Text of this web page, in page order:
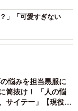
」「可愛すぎない
悩みを担当黒服に
！ 「人の悩
サイテー」【現役キ